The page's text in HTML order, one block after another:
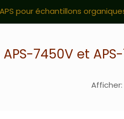
pour échantillons
7450V et
Afficher: